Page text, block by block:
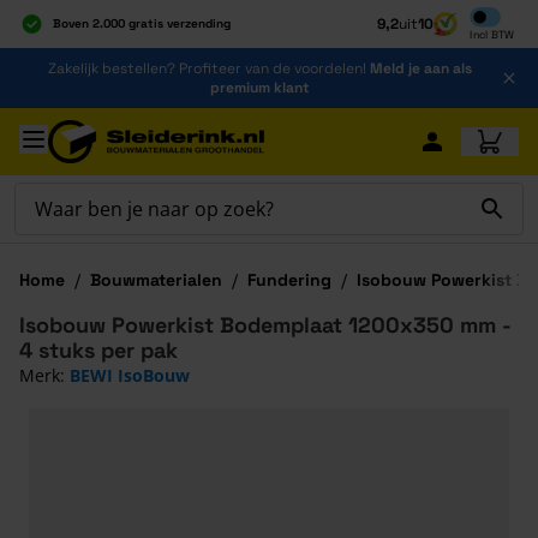
Boven 2.000 gratis verzending
Al 40 jaar dé specialist
Alles onder één dak
9,2uit10
Incl BTW
Inclusief
Ga naar de inhoud
Zakelijk bestellen? Profiteer van de voordelen! Meld je aan als
premium klant
Ga naar hoofdinhoud
Home / Bouwmaterialen / Fundering / Isobouw Powerkist
Isobouw Powerkist Bodemplaat 1200x350 mm -
4 stuks per pak
Merk: BEWI IsoBouw